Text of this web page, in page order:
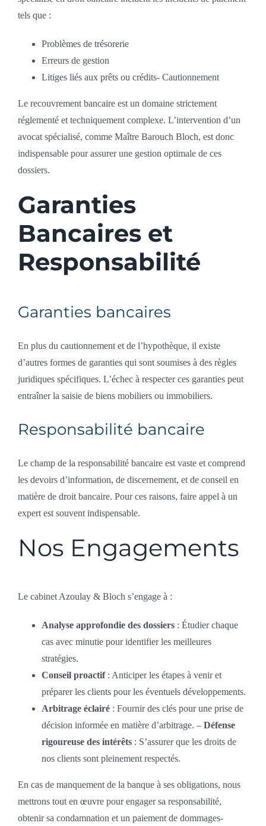
tels que :
Problèmes de trésorerie
Erreurs de gestion
Litiges liés aux prêts ou crédits- Cautionnement
Le recouvrement bancaire est un domaine strictement
réglementé et techniquement complexe. L’intervention d’un
avocat spécialisé, comme Maître Barouch Bloch, est donc
indispensable pour assurer une gestion optimale de ces
dossiers.
Garanties
Bancaires et
Responsabilité
Garanties bancaires
En plus du cautionnement et de l’hypothèque, il existe
d’autres formes de garanties qui sont soumises à des règles
juridiques spécifiques. L’échec à respecter ces garanties peut
entraîner la saisie de biens mobiliers ou immobiliers.
Responsabilité bancaire
Le champ de la responsabilité bancaire est vaste et comprend
les devoirs d’information, de discernement, et de conseil en
matière de droit bancaire. Pour ces raisons, faire appel à un
expert est souvent indispensable.
Nos Engagements
Le cabinet Azoulay & Bloch s’engage à :
Analyse approfondie des dossiers: Étudier chaque
cas avec minutie pour identifier les meilleures
stratégies.
Conseil proactif: Anticiper les étapes à venir et
préparer les clients pour les éventuels développements.
Arbitrage éclairé: Fournir des clés pour une prise de
décision informée en matière d’arbitrage. – Défense
rigoureuse des intérêts: S’assurer que les droits de
nos clients sont pleinement respectés.
En cas de manquement de la banque à ses obligations, nous
mettrons tout en œuvre pour engager sa responsabilité,
obtenir sa condamnation et un paiement de dommages-